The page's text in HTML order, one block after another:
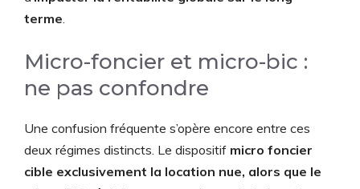
terme.
Micro-foncier et micro-bic :
ne pas confondre
Une confusion fréquente s’opère encore entre ces
deux régimes distincts. Le dispositif micro foncier
cible exclusivement la location nue, alors que le